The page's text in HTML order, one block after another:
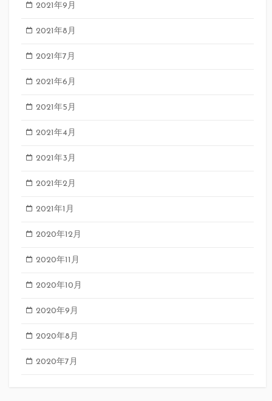
2021年9月
2021年8月
2021年7月
2021年6月
2021年5月
2021年4月
2021年3月
2021年2月
2021年1月
2020年12月
2020年11月
2020年10月
2020年9月
2020年8月
2020年7月